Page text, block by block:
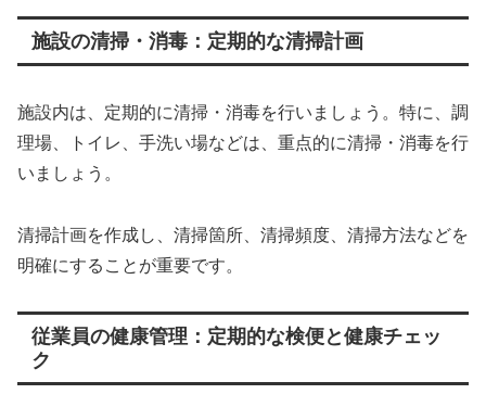
施設の清掃・消毒：定期的な清掃計画
施設内は、定期的に清掃・消毒を行いましょう。特に、調
理場、トイレ、手洗い場などは、重点的に清掃・消毒を行
いましょう。
清掃計画を作成し、清掃箇所、清掃頻度、清掃方法などを
明確にすることが重要です。
従業員の健康管理：定期的な検便と健康チェッ
ク